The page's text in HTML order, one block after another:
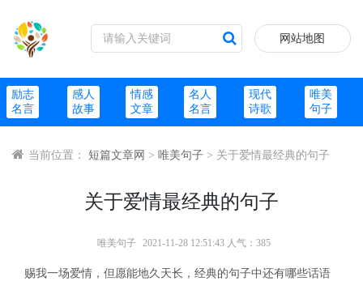
网站地图
励志
名言
感人
故事
情感
文章
名人
名言
现代
诗歌
唯美
句子
当前位置： 短篇文章网 > 唯美句子 > 关于爱情最经典的句子
关于爱情最经典的句子
唯美句子 2021-11-28 12:51:43 人气：385
赐我一场爱情，但愿能地久天长，经典的句子中还有哪些话语